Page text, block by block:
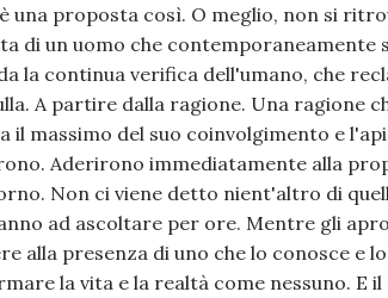
una proposta così. O meglio, non si
di un uomo che
la continua verifica dell'umano, che
A partire dalla ragione. Una ragione
il massimo del suo coinvolgimento e
Aderirono immediatamente alla
Non ci viene detto nient'altro di
ad ascoltare per ore. Mentre gli
alla presenza di uno che lo conosce
la vita e la realtà come nessuno. E